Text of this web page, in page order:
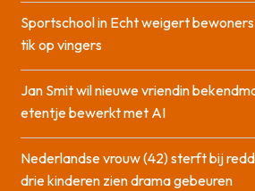
Sportschool in Echt weigert
tik op vingers
Jan Smit wil nieuwe vriendin
etentje bewerkt met AI
Nederlandse vrouw (42) sterft bij
drie kinderen zien drama gebeuren